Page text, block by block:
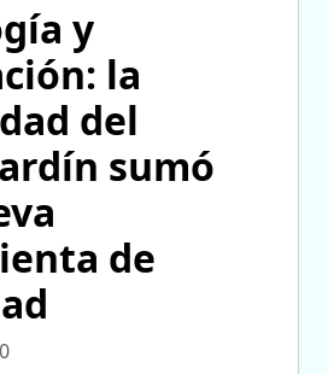
y
la
del
sumó
de